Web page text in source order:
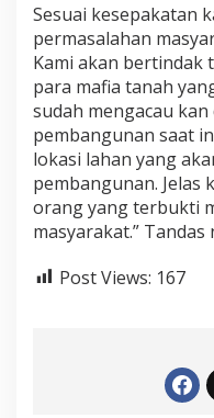
Sesuai kesepakatan
permasalahan
Kami akan bertindak
para mafia tanah
sudah mengacau
pembangunan saat
lokasi lahan yang
pembangunan. Jelas
orang yang terbukti
masyarakat.” Tandas
Post Views: 167